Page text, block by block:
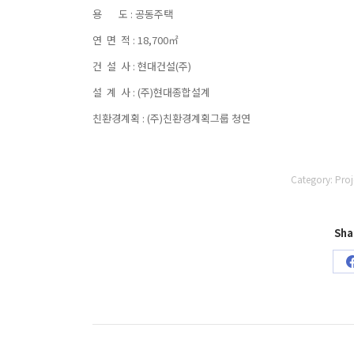
용 도 : 공동주택
연 면 적 : 18,700㎡
건 설 사 : 현대건설(주)
설 계 사 : (주)현대종합설계
친환경계획 : (주)친환경계획그룹 청연
Category: